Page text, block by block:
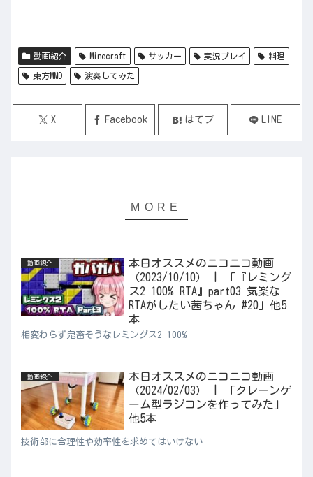
動画紹介 Minecraft サッカー 実況プレイ 料理
東方MMD 演奏してみた
X Facebook はてブ LINE
動画紹介
本日オススメのニコニコ動画
（2023/10/10） | 「『レミング
ス2 100% RTA』part03 気楽な
RTAがしたい茜ちゃん #20」他5
本
相変わらず鬼畜そうなレミングス2 100%
動画紹介
本日オススメのニコニコ動画
（2024/02/03） | 「クレーンゲ
ーム型ラジコンを作ってみた」
他5本
技術部に合理性や効率性を求めてはいけない